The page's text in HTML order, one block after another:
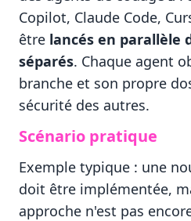
Copilot, Claude Code,
être lancés en parallèle
séparés. Chaque agent
branche et son propre
sécurité des autres.
Scénario pratique
Exemple typique : une
doit être implémentée,
approche n'est pas